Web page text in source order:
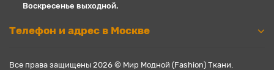
Воскресенье выходной.
Телефон и адрес в Москве
Все права защищены 2026 © Мир Модной (Fashion) Ткани.